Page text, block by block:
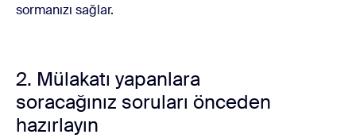
sormanızı sağlar.
2. Mülakatı yapanlara
soracağınız soruları önceden
hazırlayın